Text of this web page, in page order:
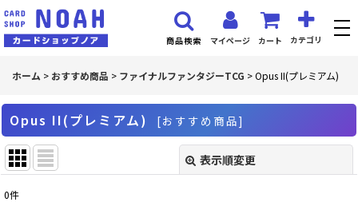
マイページ カート カテゴリ
商品検索
ホーム > おすすめ商品 > ファイナルファンタジーTCG >Opus II(プレミアム)
Opus II(プレミアム) [おすすめ商品]
表示順変更
0件